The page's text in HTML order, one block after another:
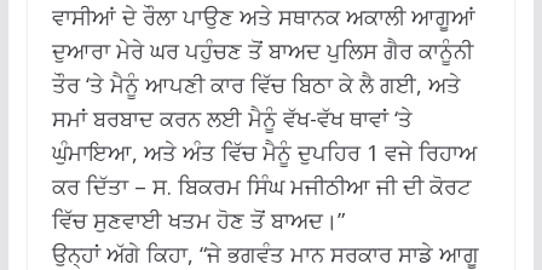
ਵਾਸੀਆਂ ਦੇ ਰੌਲਾ ਪਾਉਣ ਅਤੇ ਸਥਾਨਕ ਅਕਾਲੀ ਆਗੂਆਂ
ਦੁਆਰਾ ਮੇਰੇ ਘਰ ਪਹੁੰਚਣ ਤੋਂ ਬਾਅਦ ਪੁਲਿਸ ਗੈਰ ਕਾਨੂੰਨੀ
ਤੌਰ ‘ਤੇ ਮੈਨੂੰ ਆਪਣੀ ਕਾਰ ਵਿੱਚ ਬਿਠਾ ਕੇ ਲੈ ਗਈ, ਅਤੇ
ਸਮਾਂ ਬਰਬਾਦ ਕਰਨ ਲਈ ਮੈਨੂੰ ਵੱਖ-ਵੱਖ ਥਾਵਾਂ ‘ਤੇ
ਘੁੰਮਾਇਆ, ਅਤੇ ਅੰਤ ਵਿੱਚ ਮੈਨੂੰ ਦੁਪਹਿਰ 1 ਵਜੇ ਰਿਹਾਅ
ਕਰ ਦਿੱਤਾ – ਸ. ਬਿਕਰਮ ਸਿੰਘ ਮਜੀਠੀਆ ਜੀ ਦੀ ਕੋਰਟ
ਵਿੱਚ ਸੁਣਵਾਈ ਖਤਮ ਹੋਣ ਤੋਂ ਬਾਅਦ।”
ਉਨ੍ਹਾਂ ਅੱਗੇ ਕਿਹਾ, “ਜੇ ਭਗਵੰਤ ਮਾਨ ਸਰਕਾਰ ਸਾਡੇ ਆਗੂ